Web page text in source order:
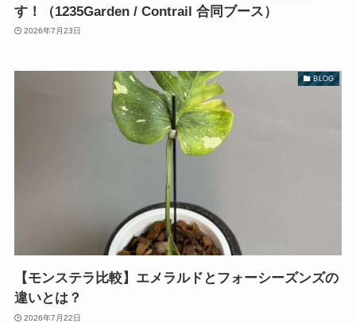
す！（1235Garden / Contrail 合同ブース）
2026年7月23日
BLOG
【モンステラ比較】エメラルドとフォーシーズンズの
違いとは？
2026年7月22日